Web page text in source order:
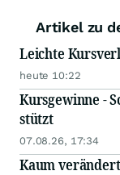
Artikel zu
Leichte
heute 10:22
Kursgewinne -
stützt
07.08.26, 17:34
Kaum